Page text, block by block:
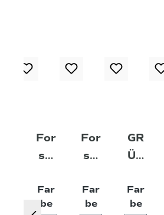
For
st-
re
m
Far
beauswählen
For
st-
re
m
Far
beauswählen
GR
ÜN
LZ
®
Far
be